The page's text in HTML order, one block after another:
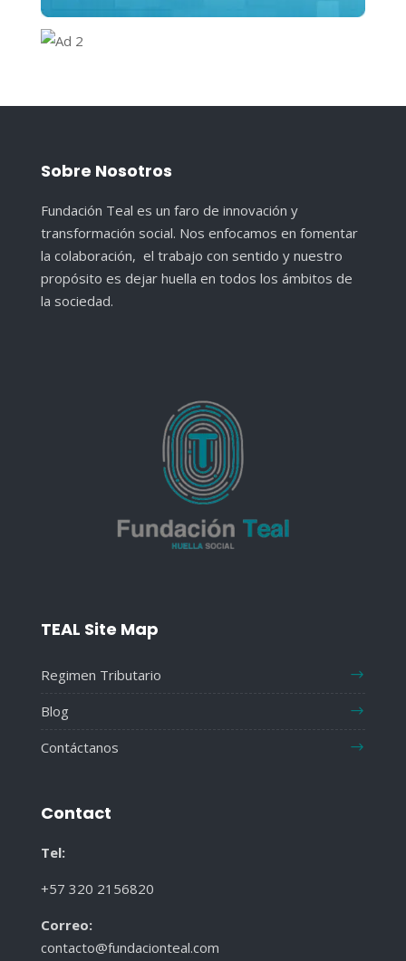
Sobre Nosotros
Fundación Teal es un faro de innovación y
transformación social. Nos enfocamos en fomentar
la colaboración, el trabajo con sentido y nuestro
propósito es dejar huella en todos los ámbitos de
la sociedad.
TEAL Site Map
Regimen Tributario
Blog
Contáctanos
Contact
Tel:
+57 320 2156820
Correo:
contacto@fundacionteal.com